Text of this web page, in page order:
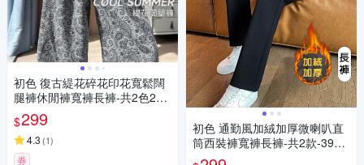
初色 復古緹花碎花印花寬鬆闊
腿褲休閒褲寬褲長褲-共2色2款-
12318(M-2XL可選)
$299
4.3 (1)
券
初色 通勤風加絨加厚微喇叭直
筒西裝褲寬褲長褲-共2款-3948
5(M-4XL可選)